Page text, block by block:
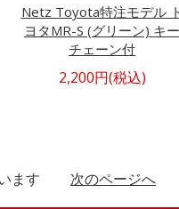
Netz Toyota特注モデル
ヨタMR-S (グリーン) キー
チェーン付
2,200円(税込)
ます 次のページへ